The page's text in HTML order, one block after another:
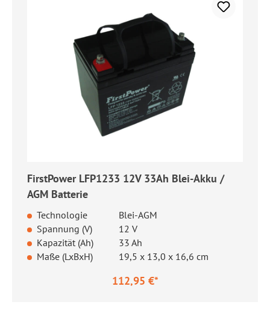
FirstPower LFP1233 12V 33Ah Blei-Akku /
AGM Batterie
Technologie
Blei-AGM
Spannung (V)
12 V
Kapazität (Ah)
33 Ah
Maße (LxBxH)
19,5 x 13,0 x 16,6 cm
112,95 €*